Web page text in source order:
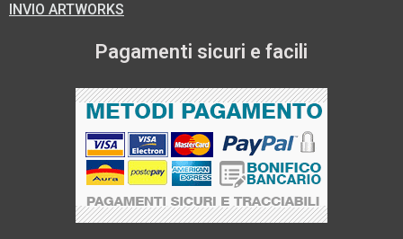
INVIO ARTWORKS
Pagamenti sicuri e facili